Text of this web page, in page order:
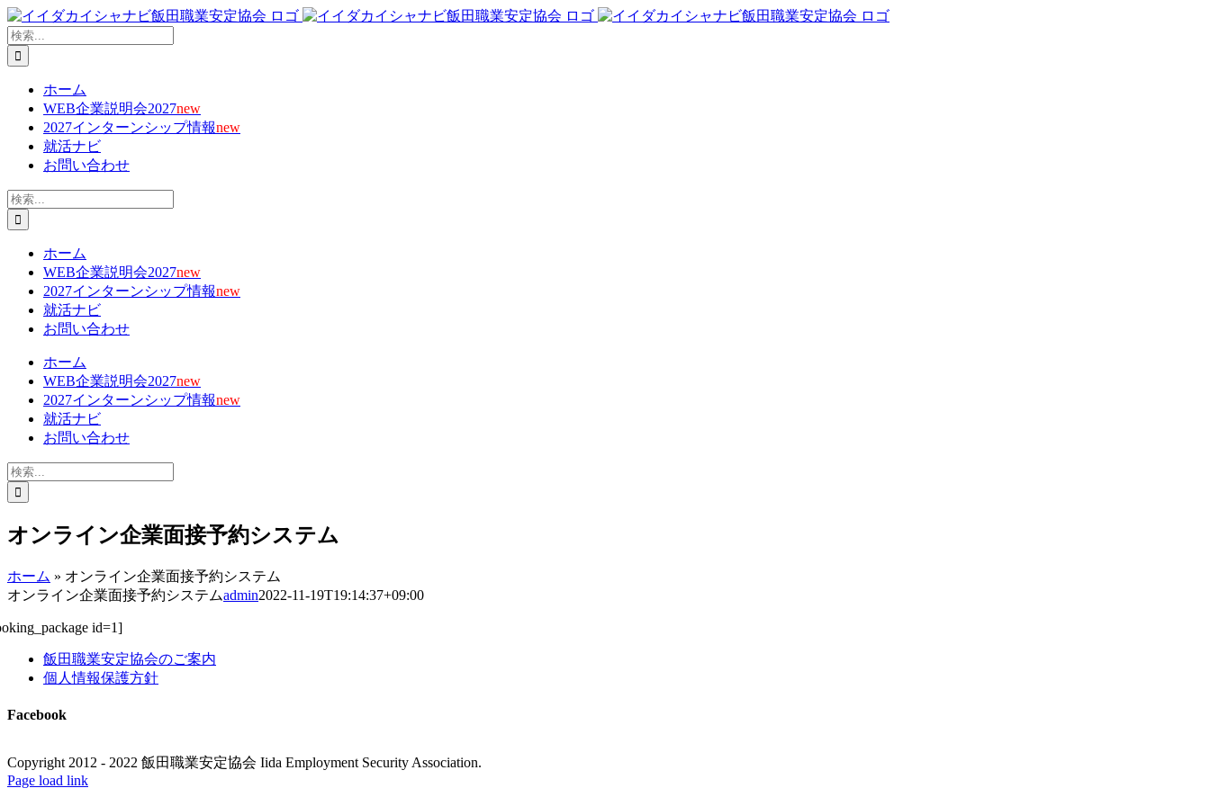
Skip
to
content
X
Facebook
YouTube
電
子
メ
ー
Tiktok
検
索
…
ホーム
WEB企業説明会2027new
2027インターンシップ情報new
就活ナビ
お問い合わせ
検
索
…
ホーム
WEB企業説明会2027new
2027インターンシップ情報new
就活ナビ
お問い合わせ
ホーム
WEB企業説明会2027new
2027インターンシップ情報new
就活ナビ
お問い合わせ
検
索
…
オンライン企業面接予約システム
ホーム » オンライン企業面接予約システム
オンライン企業面接予約システムadmin2022-11-19T19:14:37+09:00
id=1]
飯田職業安定協会のご案内
個人情報保護方針
Facebook
Copyright 2012 - 2022 飯田職業安定協会 Iida Employment Security Association.
X
Facebook
YouTube
電
Tiktok
Page load link